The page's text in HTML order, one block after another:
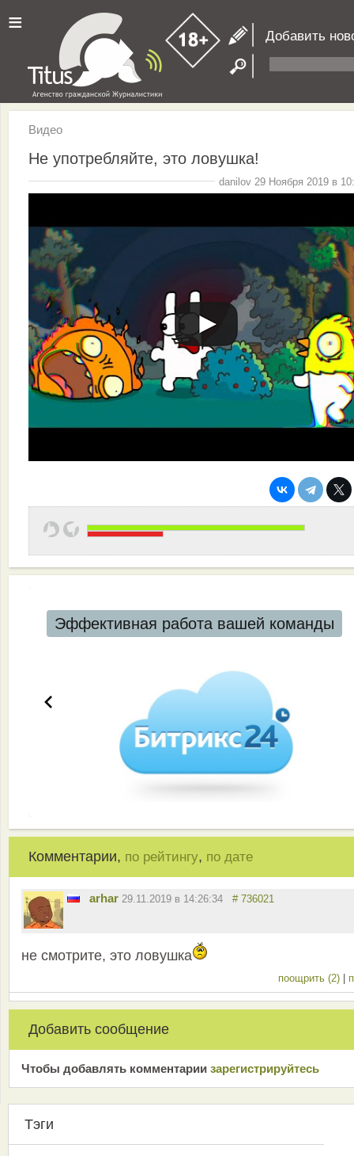
≡ Добавить
Видео
Не употребляйте, это ловушка!
danilov 29 Ноября 2019 в
Эффективная работа вашей команды
Комментарии, по рейтингу, по дате
arhar 29.11.2019 в 14:26:34 # 736021
не смотрите, это ловушка
поощрить (2) |
Добавить сообщение
Чтобы добавлять комментарии зарeгиcтрирyйтeсь
Тэги